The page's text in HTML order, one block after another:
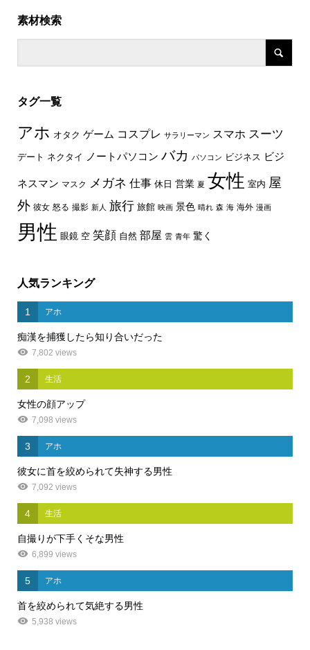
素材検索
タグ一覧
アホ オタク ゲーム コスプレ サラリーマン スマホ スーツ
デート ネクタイ ノートパソコン バカ パソコン ビジネス ビジ
ネスマン マスク メガネ 仕事 休日 営業 夏 女性 室内 屋
外 彼女 怒る 撮影 新人 旅行 旅館 映画 景色 晴れ 森 海 海外 漫画
男性 眼鏡 空 笑顔 自然 部屋 雲 青年 驚く
人気ランキング
1 アホ
痴漢を捕獲したら知り合いだった
7,802 views
2 生活
女性の顔アップ
7,098 views
3 アホ
彼女に首を絞められて失神する男性
7,092 views
4 生活
自撮りが下手くそな男性
6,899 views
5 アホ
首を絞められて気絶する男性
5,938 views